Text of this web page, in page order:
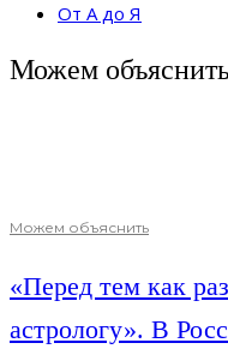
От А до Я
Можем
Можем объяснить
«Перед тем как
астрологу». В